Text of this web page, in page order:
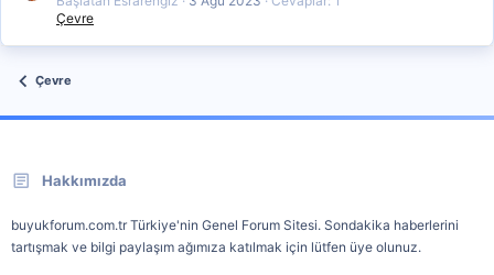
Çevre
Çevre
Hakkımızda
buyukforum.com.tr Türkiye'nin Genel Forum Sitesi. Sondakika haberlerini
tartışmak ve bilgi paylaşım ağımıza katılmak için lütfen üye olunuz.